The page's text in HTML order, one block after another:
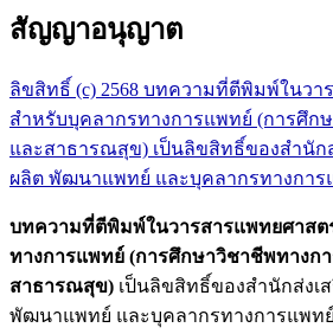
สัญญาอนุญาต
ลิขสิทธิ์ (c) 2568 บทความที่ตีพิมพ์ในวา
สำหรับบุคลากรทางการแพทย์ (การศึก
และสาธารณสุข) เป็นลิขสิทธิ์ของสำนัก
ผลิต พัฒนาแพทย์ และบุคลากรทางการ
บทความที่ตีพิมพ์ในวารสารแพทยศาส
ทางการแพทย์ (การศึกษาวิชาชีพทางก
สาธารณสุข) เป็นลิขสิทธิ์ของสำนักส่งเ
พัฒนาแพทย์ และบุคลากรทางการแพทย์